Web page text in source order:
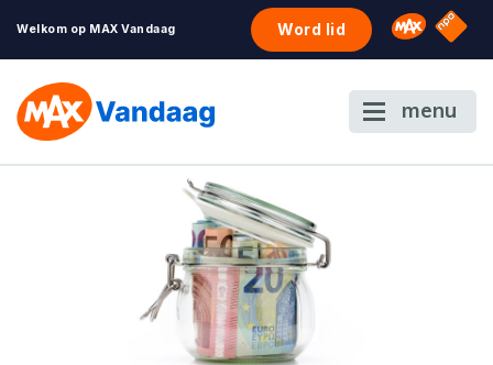
Welkom op MAX Vandaag Word lid Omroep
NPO
menu